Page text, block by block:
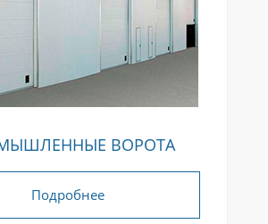
ВОРОТА
Подробнее